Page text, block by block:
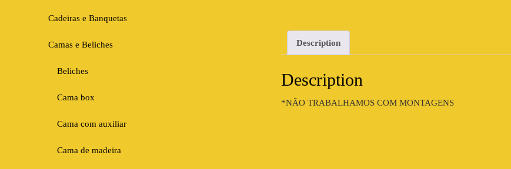
Description
Description
*NÃO TRABALHAMOS COM MONTAGENS
Cadeiras e Banquetas
Camas e Beliches
Beliches
Cama box
Cama com auxiliar
Cama de madeira